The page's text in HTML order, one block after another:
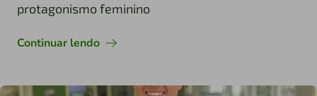
protagonismo feminino
Continuar lendo